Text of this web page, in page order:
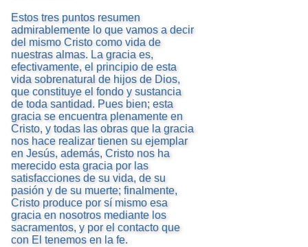
Estos tres puntos resumen
admirablemente lo que vamos a decir
del mismo Cristo como vida de
nuestras almas. La gracia es,
efectivamente, el principio de esta
vida sobrenatural de hijos de Dios,
que constituye el fondo y sustancia
de toda santidad. Pues bien; esta
gracia se encuentra plenamente en
Cristo, y todas las obras que la gracia
nos hace realizar tienen su ejemplar
en Jesús, además, Cristo nos ha
merecido esta gracia por las
satisfacciones de su vida, de su
pasión y de su muerte; finalmente,
Cristo produce por sí mismo esa
gracia en nosotros mediante los
sacramentos, y por el contacto que
con El tenemos en la fe.